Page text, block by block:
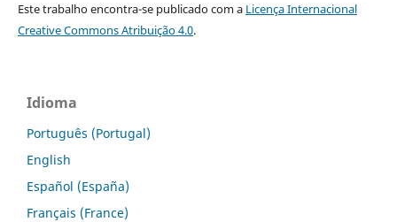
Este trabalho encontra-se publicado com a Licença Internacional
Creative Commons Atribuição 4.0.
Idioma
Português (Portugal)
English
Español (España)
Français (France)